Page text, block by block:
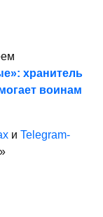
хранитель
воинам
и Telegram-